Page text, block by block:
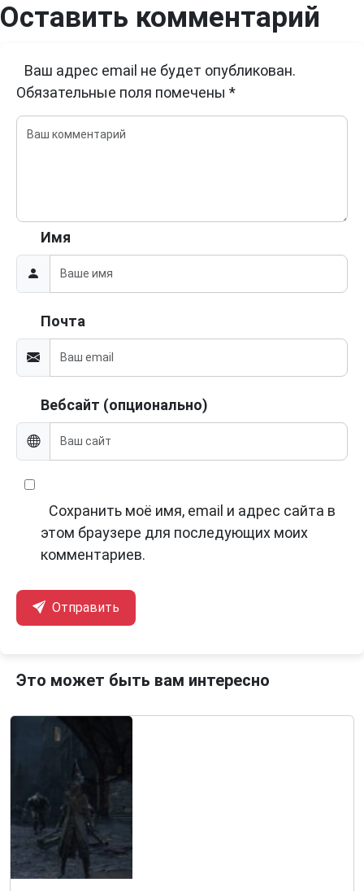
Оставить комментарий
Ваш адрес email не будет опубликован.
Обязательные поля помечены *
Имя
Почта
Вебсайт (опционально)
Сохранить моё имя, email и адрес сайта в
этом браузере для последующих моих
комментариев.
Отправить
Это может быть вам интересно